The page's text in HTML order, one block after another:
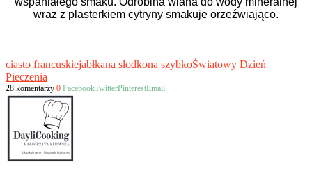
wraz z plasterkiem cytryny smakuje orzeźwiająco.
ciasto francuskiejabłkana słodkona szybkoŚwiatowy Dzień
Pieczenia
28 komentarzy 0 FacebookTwitterPinterestEmail